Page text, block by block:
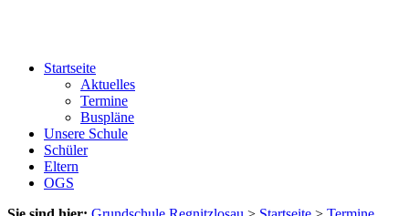
Startseite
Aktuelles
Termine
Buspläne
Unsere Schule
Schüler
Eltern
OGS